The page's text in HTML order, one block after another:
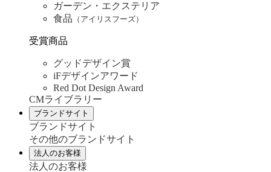
ガーデン・エクステリア
食品 （アイリスフーズ）
受賞商品
グッドデザイン賞
iFデザインアワード
Red Dot Design Award
CMライブラリー
ブランドサイト
ブランドサイト
その他のブランドサイト
法人のお客様
法人のお客様